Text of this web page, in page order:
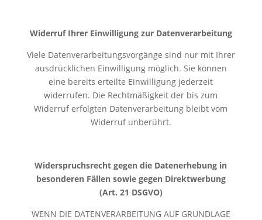
Widerruf Ihrer Einwilligung zur Datenverarbeitung
Viele Datenverarbeitungsvorgänge sind nur mit Ihrer
ausdrücklichen Einwilligung möglich. Sie können
eine bereits erteilte Einwilligung jederzeit
widerrufen. Die Rechtmäßigkeit der bis zum
Widerruf erfolgten Datenverarbeitung bleibt vom
Widerruf unberührt.
Widerspruchsrecht gegen die Datenerhebung in
besonderen Fällen sowie gegen Direktwerbung
(Art. 21 DSGVO)
WENN DIE DATENVERARBEITUNG AUF GRUNDLAGE